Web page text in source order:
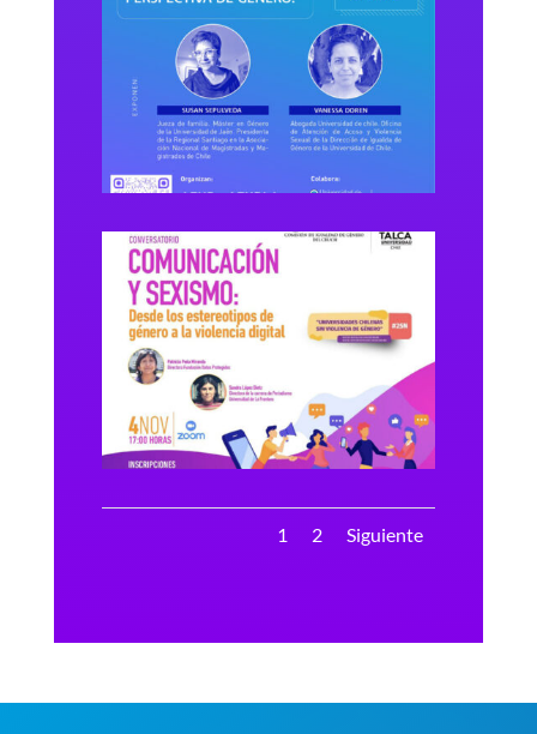
1 2 Siguiente